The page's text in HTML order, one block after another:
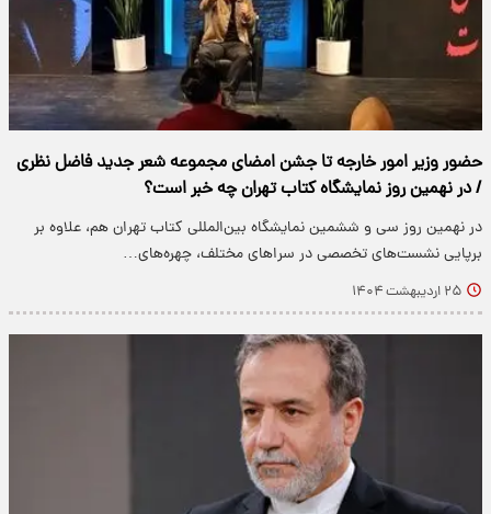
حضور وزیر امور خارجه تا جشن امضای مجموعه شعر جدید فاضل نظری
/ در نهمین روز نمایشگاه کتاب تهران چه خبر است؟
​در نهمین روز سی و ششمین نمایشگاه بین‌المللی کتاب تهران هم، علاوه بر
برپایی نشست‌های تخصصی در سراهای مختلف، چهره‌های…
۲۵ اردیبهشت ۱۴۰۴